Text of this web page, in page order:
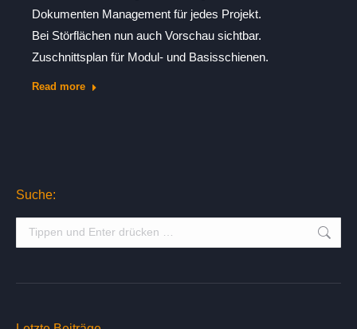
Dokumenten Management für jedes Projekt.
Bei Störflächen nun auch Vorschau sichtbar.
Zuschnittsplan für Modul- und Basisschienen.
Read more
Suche:
Suche: